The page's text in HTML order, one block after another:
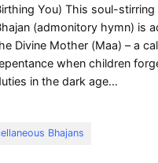
You) This soul-stirring
(admonitory hymn) is
Divine Mother (Maa) – a
when children
in the dark age…
Bhajans